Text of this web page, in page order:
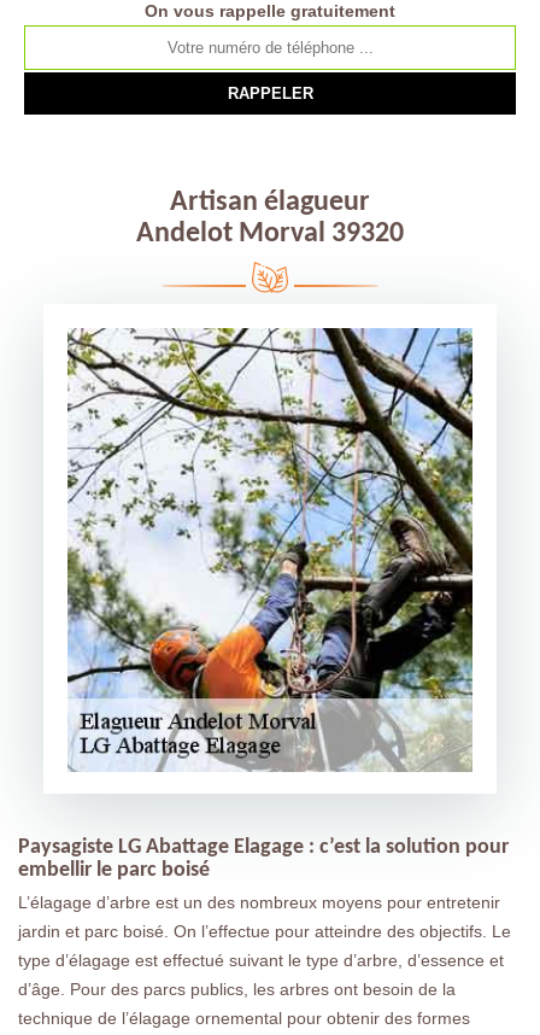
On vous rappelle gratuitement
Artisan élagueur
Andelot Morval 39320
Paysagiste LG Abattage Elagage : c’est la solution pour
embellir le parc boisé
L’élagage d’arbre est un des nombreux moyens pour entretenir
jardin et parc boisé. On l’effectue pour atteindre des objectifs. Le
type d’élagage est effectué suivant le type d’arbre, d’essence et
d’âge. Pour des parcs publics, les arbres ont besoin de la
technique de l’élagage ornemental pour obtenir des formes